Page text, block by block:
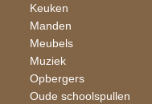
Keuken
Manden
Meubels
Muziek
Opbergers
Oude schoolspullen